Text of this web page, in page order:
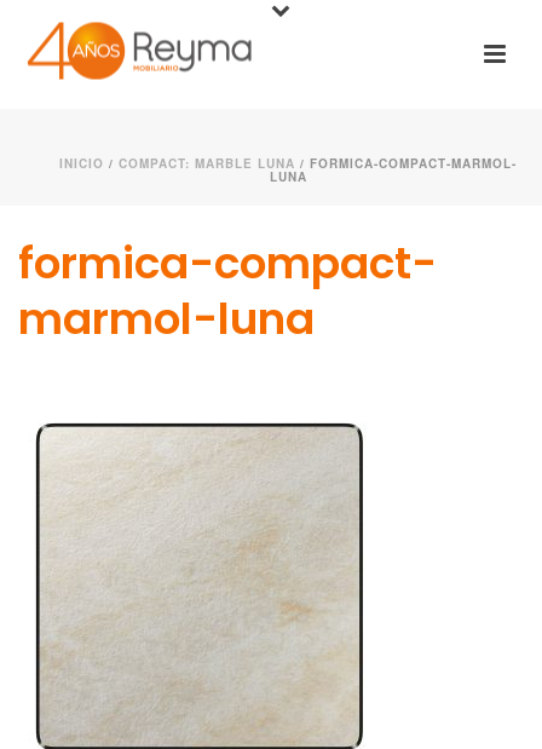
INICIO / COMPACT: MARBLE LUNA / FORMICA-COMPACT-MARMOL-
LUNA
formica-compact-
marmol-luna